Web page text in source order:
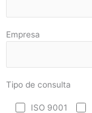
Empresa
Tipo de consulta
ISO 9001